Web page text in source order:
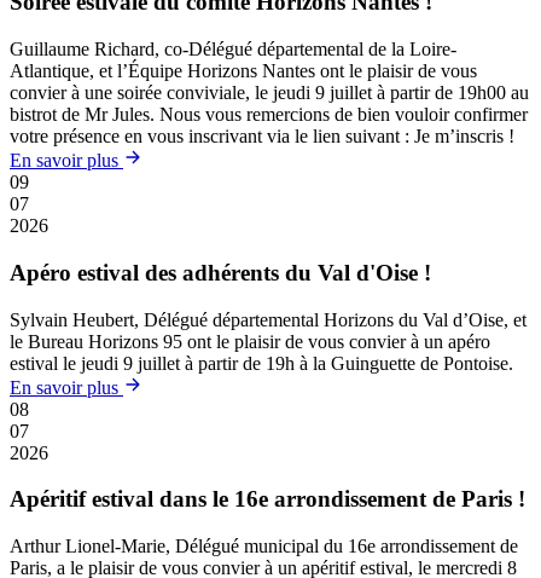
Guillaume Richard, co-Délégué départemental de la Loire-
Atlantique, et l’Équipe Horizons Nantes ont le plaisir de vous
convier à une soirée conviviale, le jeudi 9 juillet à partir de 19h00 au
bistrot de Mr Jules. Nous vous remercions de bien vouloir confirmer
votre présence en vous inscrivant via le lien suivant : Je m’inscris !
En savoir plus
09
07
2026
Apéro estival des adhérents du Val d'Oise !
Sylvain Heubert, Délégué départemental Horizons du Val d’Oise, et
le Bureau Horizons 95 ont le plaisir de vous convier à un apéro
estival le jeudi 9 juillet à partir de 19h à la Guinguette de Pontoise.
En savoir plus
08
07
2026
Apéritif estival dans le 16e arrondissement de Paris !
Arthur Lionel-Marie, Délégué municipal du 16e arrondissement de
Paris, a le plaisir de vous convier à un apéritif estival, le mercredi 8